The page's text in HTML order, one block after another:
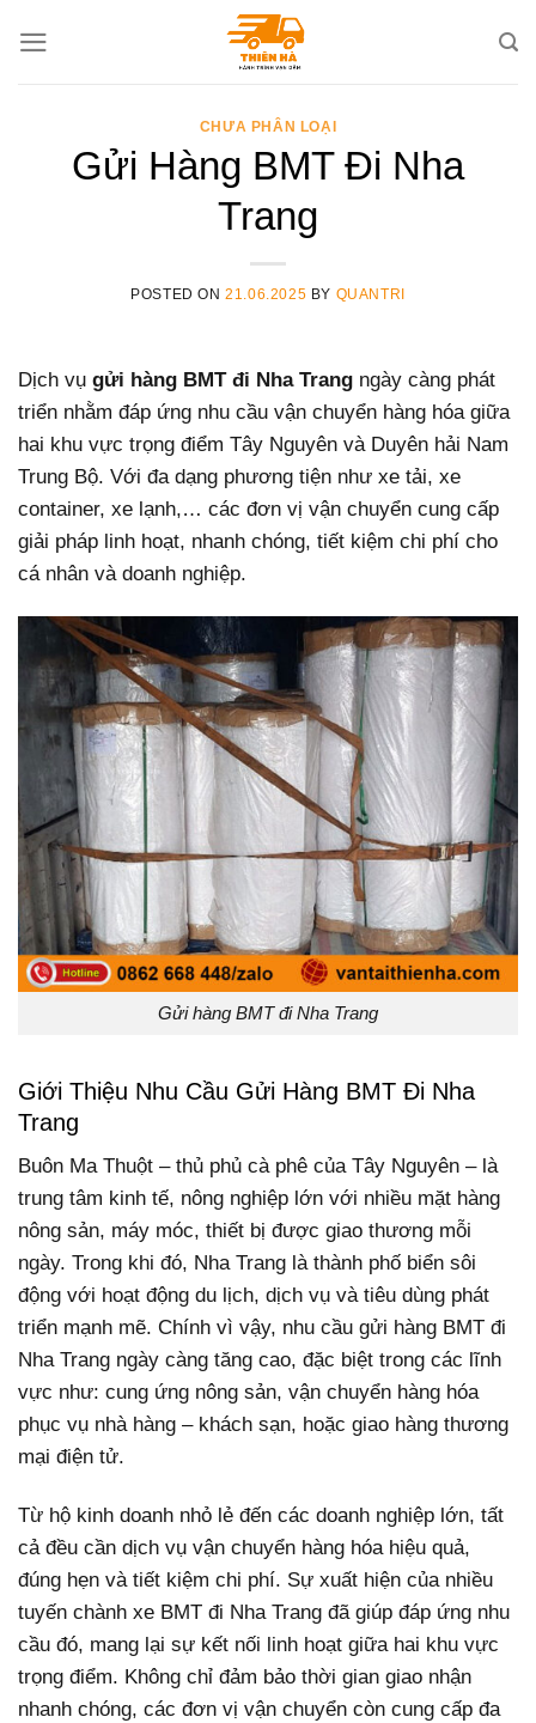
CHƯA PHÂN LOẠI
Gửi Hàng BMT Đi Nha
Trang
POSTED ON21.06.2025 BY QUANTRI
Dịch vụ gửi hàng BMT đi Nha Trang ngày càng phát
triển nhằm đáp ứng nhu cầu vận chuyển hàng hóa giữa
hai khu vực trọng điểm Tây Nguyên và Duyên hải Nam
Trung Bộ. Với đa dạng phương tiện như xe tải, xe
container, xe lạnh,… các đơn vị vận chuyển cung cấp
giải pháp linh hoạt, nhanh chóng, tiết kiệm chi phí cho
cá nhân và doanh nghiệp.
Gửi hàng BMT đi Nha Trang
Giới Thiệu Nhu Cầu Gửi Hàng BMT Đi Nha
Trang
Buôn Ma Thuột – thủ phủ cà phê của Tây Nguyên – là
trung tâm kinh tế, nông nghiệp lớn với nhiều mặt hàng
nông sản, máy móc, thiết bị được giao thương mỗi
ngày. Trong khi đó, Nha Trang là thành phố biển sôi
động với hoạt động du lịch, dịch vụ và tiêu dùng phát
triển mạnh mẽ. Chính vì vậy, nhu cầu gửi hàng BMT đi
Nha Trang ngày càng tăng cao, đặc biệt trong các lĩnh
vực như: cung ứng nông sản, vận chuyển hàng hóa
phục vụ nhà hàng – khách sạn, hoặc giao hàng thương
mại điện tử.
Từ hộ kinh doanh nhỏ lẻ đến các doanh nghiệp lớn, tất
cả đều cần dịch vụ vận chuyển hàng hóa hiệu quả,
đúng hẹn và tiết kiệm chi phí. Sự xuất hiện của nhiều
tuyến chành xe BMT đi Nha Trang đã giúp đáp ứng nhu
cầu đó, mang lại sự kết nối linh hoạt giữa hai khu vực
trọng điểm. Không chỉ đảm bảo thời gian giao nhận
nhanh chóng, các đơn vị vận chuyển còn cung cấp đa